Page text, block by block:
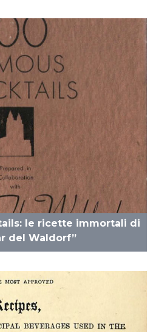
le ricette immortali di
del Waldorf”